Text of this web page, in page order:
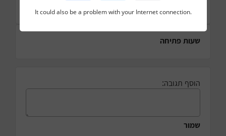
שעות פתיחה
הוסף תגובה:
שמור
FacebookTwitter Email
It could also be a problem with your Internet connection.